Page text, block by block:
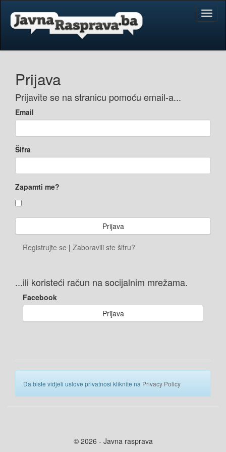
Prijava
Prijavite se na stranicu pomoću email-a...
Email
Šifra
Zapamti me?
Registrujte se | Zaboravili ste šifru?
...ili koristeći račun na socijalnim mrežama.
Facebook
Prijava
Da biste vidjeli uslove privatnosi kliknite na Privacy Policy
© 2026 - Javna rasprava